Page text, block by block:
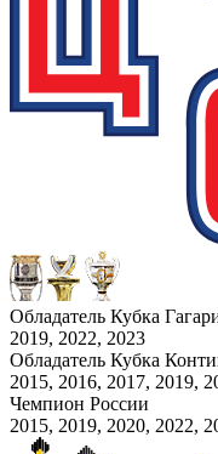
Обладатель Кубка
2019, 2022, 2023
Обладатель Кубка
2015, 2016, 2017, 2019,
Чемпион России
2015, 2019, 2020, 2022,